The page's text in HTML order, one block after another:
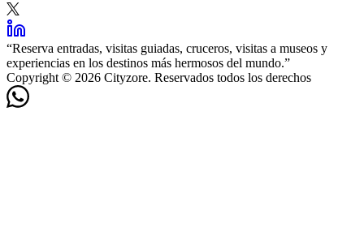
“Reserva entradas, visitas guiadas, cruceros, visitas a museos y
experiencias en los destinos más hermosos del mundo.”
Copyright © 2026 Cityzore. Reservados todos los derechos